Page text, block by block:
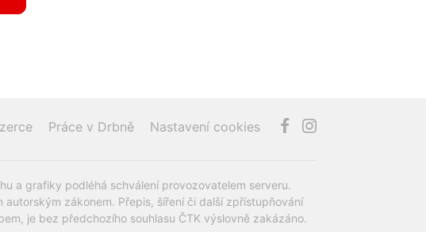
Práce v Drbně Nastavení cookies
a grafiky podléhá schválení provozovatelem serveru.
zákonem. Přepis, šíření či další zpřístupňování
je bez předchozího souhlasu ČTK výslovně zakázáno.